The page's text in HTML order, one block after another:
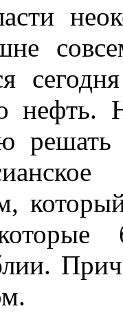
нефть.
решать